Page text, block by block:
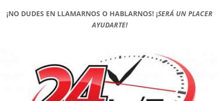
¡NO DUDES EN LLAMARNOS O HABLARNOS! ¡SERÁ UN PLACER
AYUDARTE!